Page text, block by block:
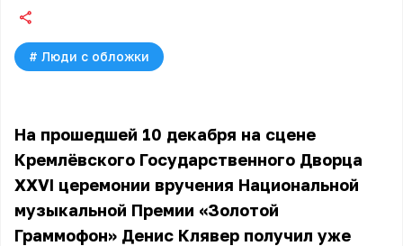
# Люди с обложки
На прошедшей 10 декабря на сцене
Кремлёвского Государственного Дворца
XXVI церемонии вручения Национальной
музыкальной Премии «Золотой
Граммофон» Денис Клявер получил уже